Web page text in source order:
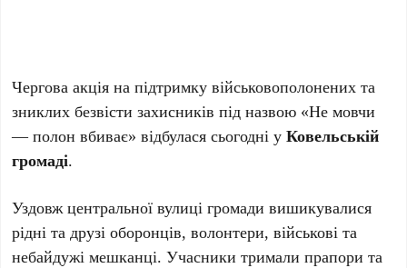
Чергова акція на підтримку військовополонених та
зниклих безвісти захисників під назвою «Не мовчи
— полон вбиває» відбулася сьогодні уКовельській
громаді.
Уздовж центральної вулиці громади вишикувалися
рідні та друзі оборонців, волонтери, військові та
небайдужі мешканці. Учасники тримали прапори та